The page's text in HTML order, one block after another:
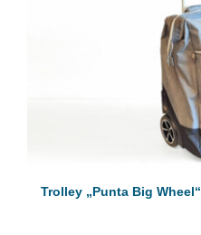
Trolley „Punta Big Wheel“